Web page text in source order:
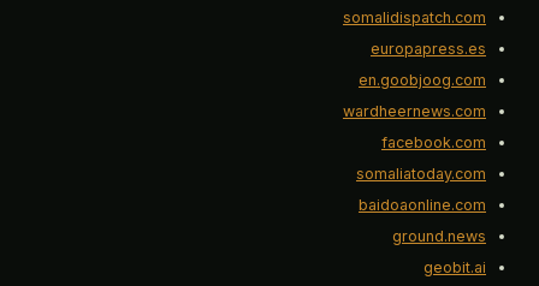
somalidispatch.com
europapress.es
en.goobjoog.com
wardheernews.com
facebook.com
somaliatoday.com
baidoaonline.com
ground.news
geobit.ai